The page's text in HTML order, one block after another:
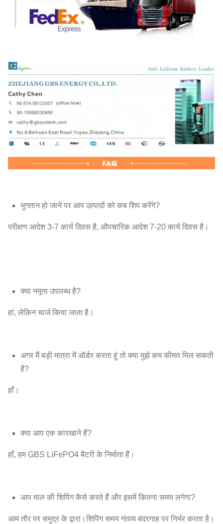
भुगतान हो जाने पर आप उत्पादों को कब शिप करेंगे?
परीक्षण आदेश 3-7 कार्य दिवस है, औपचारिक आदेश 7-20 कार्य दिवस है।
क्या नमूना उपलब्ध है?
हां, लेकिन चार्ज किया जाता है।
अगर मैं बड़ी मात्रा में ऑर्डर करता हूं तो क्या मुझे कम कीमत मिल सकती
है?
हाँ।
क्या आप एक कारखाने हैं?
हाँ, हम GBS LiFePO4 बैटरी के निर्माता हैं।
आप माल की शिपिंग कैसे करते हैं और इसमें कितना समय लगेगा?
आम तौर पर समुद्र के द्वारा।शिपिंग समय गंतव्य बंदरगाह पर निर्भर करता है।